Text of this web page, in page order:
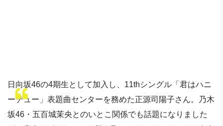
日向坂46の4期生として加入し、11thシングル「君はハニ
ーデュー」表題曲センターを務めた正源司陽子さん。乃木
坂46・五百城茉央とのいとこ関係でも話題になりました